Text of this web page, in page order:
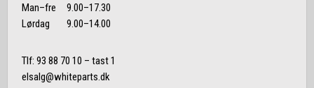
Man–fre 9.00–17.30
Lørdag 9.00–14.00
Tlf: 93 88 70 10 – tast 1
elsalg@whiteparts.dk